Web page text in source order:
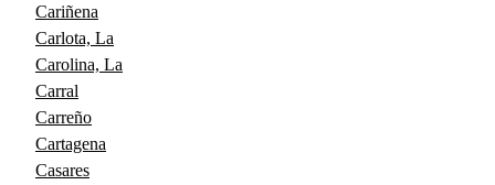
Cariñena
Carlota, La
Carolina, La
Carral
Carreño
Cartagena
Casares